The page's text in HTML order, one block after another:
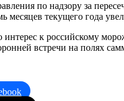
по надзору за
месяцев текущего года
интерес к российскому
встречи на полях